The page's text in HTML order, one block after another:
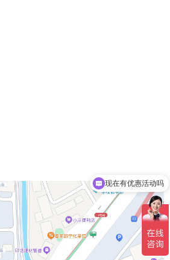
现在有优惠活动吗